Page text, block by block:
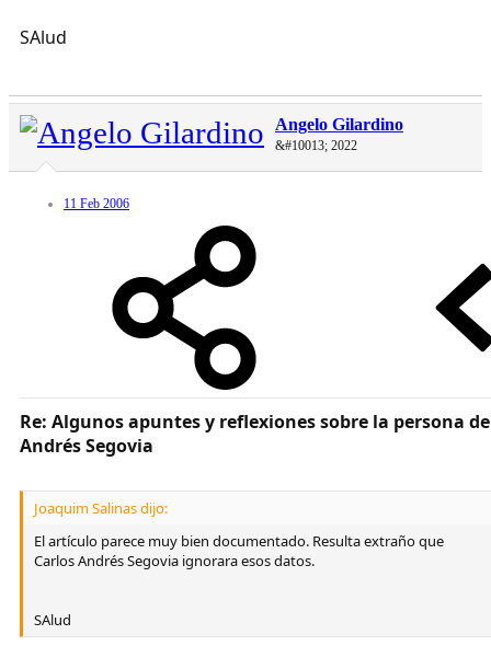
SAlud
Angelo Gilardino
&#10013; 2022
11 Feb 2006
Re: Algunos apuntes y reflexiones sobre la persona de
Andrés Segovia
Joaquim Salinas dijo:
El artículo parece muy bien documentado. Resulta extraño que
Carlos Andrés Segovia ignorara esos datos.
SAlud